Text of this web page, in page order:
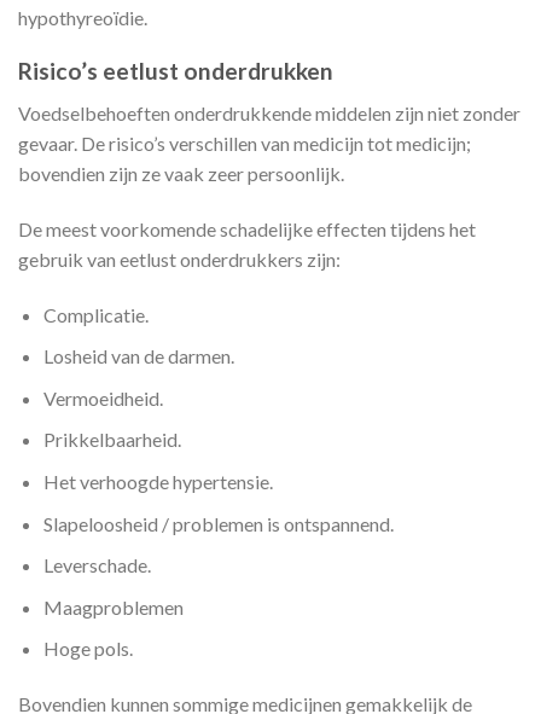
hypothyreoïdie.
Risico’s eetlust onderdrukken
Voedselbehoeften onderdrukkende middelen zijn niet zonder
gevaar. De risico’s verschillen van medicijn tot medicijn;
bovendien zijn ze vaak zeer persoonlijk.
De meest voorkomende schadelijke effecten tijdens het
gebruik van eetlust onderdrukkers zijn:
Complicatie.
Losheid van de darmen.
Vermoeidheid.
Prikkelbaarheid.
Het verhoogde hypertensie.
Slapeloosheid / problemen is ontspannend.
Leverschade.
Maagproblemen
Hoge pols.
Bovendien kunnen sommige medicijnen gemakkelijk de